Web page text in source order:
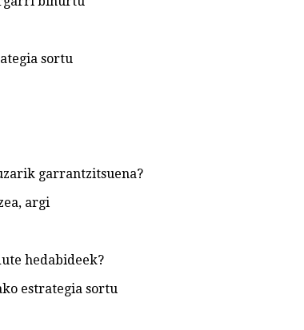
sortu
garrantzitsuena?
argi
hedabideek?
estrategia sortu